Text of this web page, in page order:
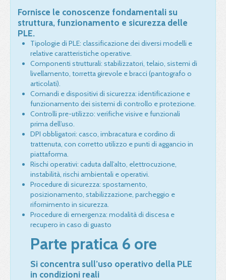
Fornisce le conoscenze fondamentali su
struttura, funzionamento e sicurezza delle
PLE.
Tipologie di PLE: classificazione dei diversi modelli e
relative caratteristiche operative.
Componenti strutturali: stabilizzatori, telaio, sistemi di
livellamento, torretta girevole e bracci (pantografo o
articolati).
Comandi e dispositivi di sicurezza: identificazione e
funzionamento dei sistemi di controllo e protezione.
Controlli pre-utilizzo: verifiche visive e funzionali
prima dell’uso.
DPI obbligatori: casco, imbracatura e cordino di
trattenuta, con corretto utilizzo e punti di aggancio in
piattaforma.
Rischi operativi: caduta dall’alto, elettrocuzione,
instabilità, rischi ambientali e operativi.
Procedure di sicurezza: spostamento,
posizionamento, stabilizzazione, parcheggio e
rifornimento in sicurezza.
Procedure di emergenza: modalità di discesa e
recupero in caso di guasto
Parte pratica 6 ore
Si concentra sull’uso operativo della PLE
in condizioni reali